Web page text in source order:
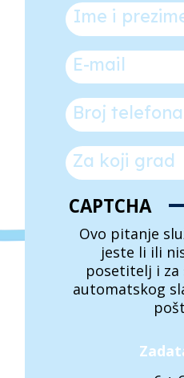
Ime i prezime
E-mail
Broj telefona
Za koji grad
CAPTCHA
Ovo pitanje
jeste li ili
posetitelj i za
automatskog